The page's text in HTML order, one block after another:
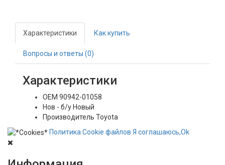
Характеристики Как купить
Вопросы и ответы (0)
Характеристики
OEM 90942-01058
Нов - б/у Новый
Производитель Toyota
Политика Сookie файлов Я соглашаюсь,Ok